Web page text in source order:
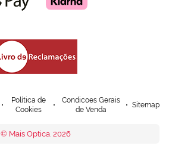
Política de
Cookies
Condicoes Gerais
de Venda
Sitemap
© Mais Optica. 2026